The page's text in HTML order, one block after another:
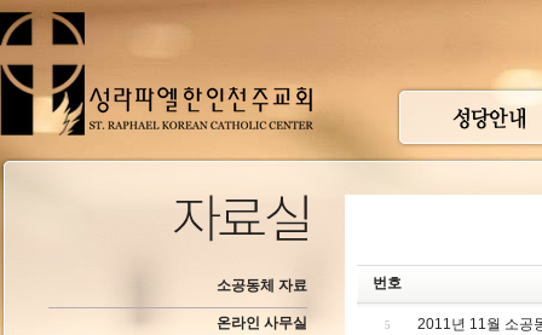
소공동체 자료
온라인 사무실
번호
5 2011년 11월 소공